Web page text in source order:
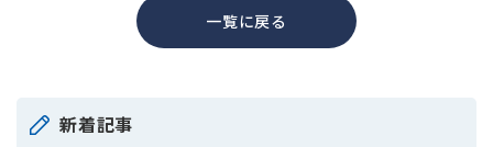
一覧に戻る
新着記事